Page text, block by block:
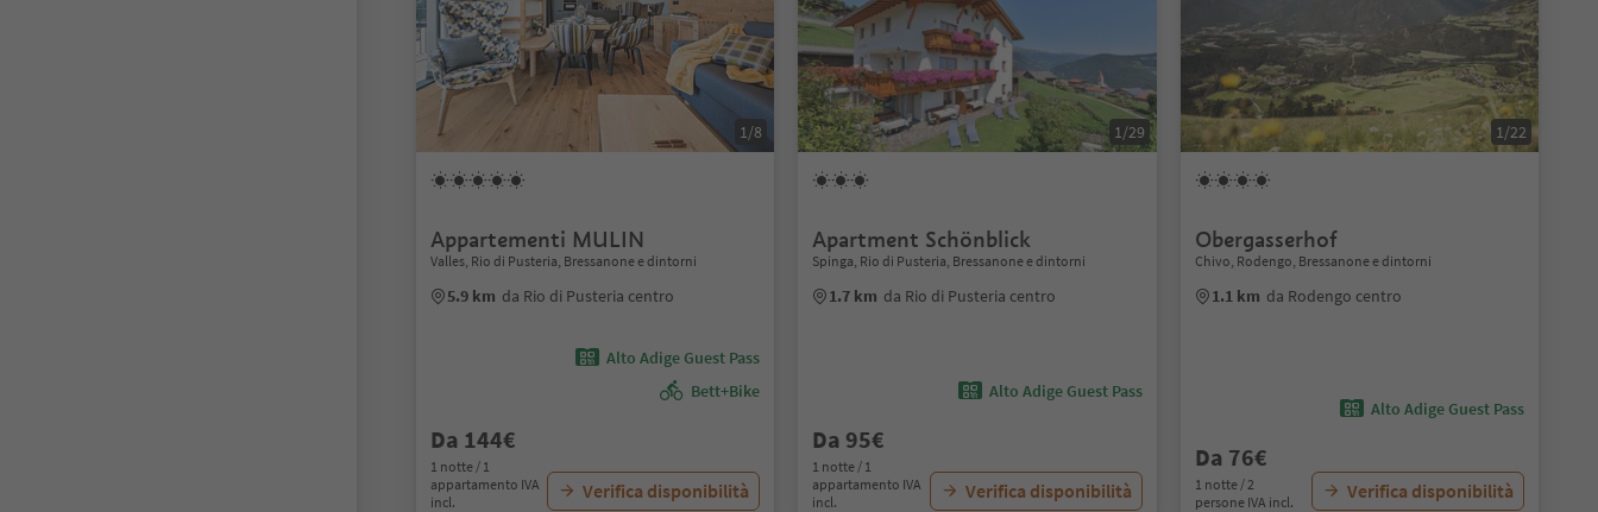
1/8
Appartementi MULIN
Valles, Rio di Pusteria, Bressanone e dintorni
5.9 km da Rio di Pusteria centro
Alto Adige Guest Pass
Bett+Bike
Da 144€
1 notte / 1
appartamento IVA
incl.
Verifica disponibilità
1/29
Apartment Schönblick
Spinga, Rio di Pusteria, Bressanone e dintorni
1.7 km da Rio di Pusteria centro
Alto Adige Guest Pass
Da 95€
1 notte / 1
appartamento IVA
incl.
Verifica disponibilità
1/22
Obergasserhof
Chivo, Rodengo, Bressanone e dintorni
1.1 km da Rodengo centro
Alto Adige Guest Pass
Da 76€
1 notte / 2
persone IVA incl.
Verifica disponibilità